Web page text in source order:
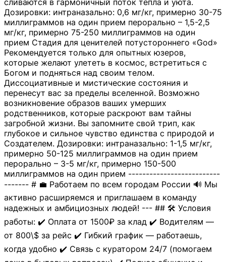
сливаются в гармоничный поток тепла и уюта.
Дозировки: интраназально: 0,6 мг/кг, примерно 30-75
миллиграммов на один прием перорально – 1,5-2,5
мг/кг, примерно 75-250 миллиграммов на один
прием Стадия для ценителей потустороннего «God»
Рекомендуется только для опытных юзеров,
которые желают улететь в космос, встретиться с
Богом и подняться над своим телом.
Диссоциативные и мистические состояния и
перенесут вас за пределы вселенной. Возможно
возникновение образов ваших умерших
родственников, которые раскроют вам тайны
загробной жизни. Вы запомните свой трип, как
глубокое и сильное чувство единства с природой и
Создателем. Дозировки: интраназально: 1-1,5 мг/кг,
примерно 50-125 миллиграммов на один прием
перорально – 3-5 мг/кг, примерно 150-500
миллиграммов на один прием --------------------------
------- # 💼 Работаем по всем городам России 🔊 Мы
активно расширяемся и приглашаем в команду
надежных и амбициозных людей! --- ## 🛠 Условия
работы: ✔️ Оплата от 1500₽ за клад ✔️ Водителям —
от 800\$ за рейс ✔️ Гибкий график — работаешь,
когда удобно ✔️ Связь с куратором 24/7 (помогаем